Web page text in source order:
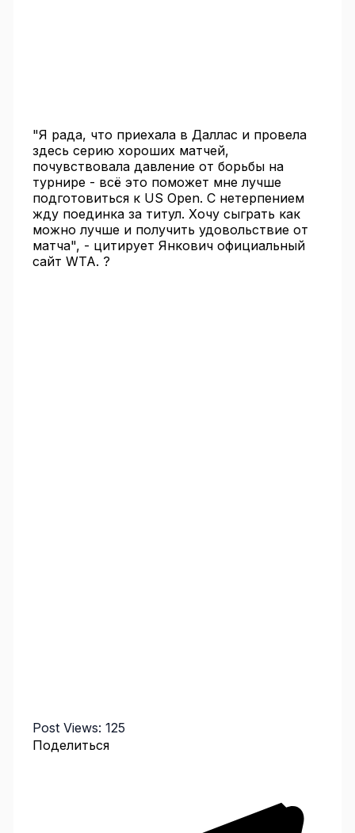
"Я рада, что приехала в Даллас и провела
здесь серию хороших матчей,
почувствовала давление от борьбы на
турнире - всё это поможет мне лучше
подготовиться к US Open. С нетерпением
жду поединка за титул. Хочу сыграть как
можно лучше и получить удовольствие от
матча", - цитирует Янкович официальный
сайт WTA. ?
Post Views: 125
Поделиться